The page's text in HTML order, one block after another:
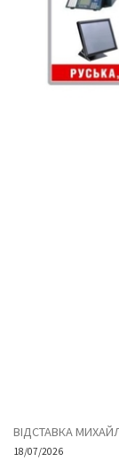
ВІДСТАВКА
18/07/2026